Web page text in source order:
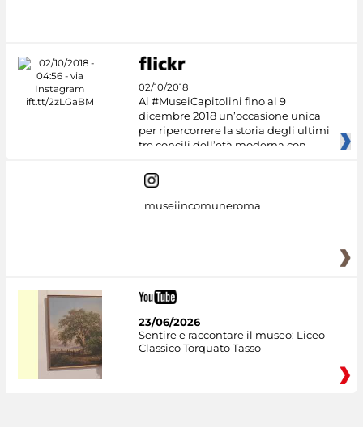
02/10/2018
Ai #MuseiCapitolini fino al 9
dicembre 2018 un’occasione unica
per ripercorrere la storia degli ultimi
tre concili dell’età moderna con
museiincomuneroma
23/06/2026
Sentire e raccontare il museo: Liceo
Classico Torquato Tasso